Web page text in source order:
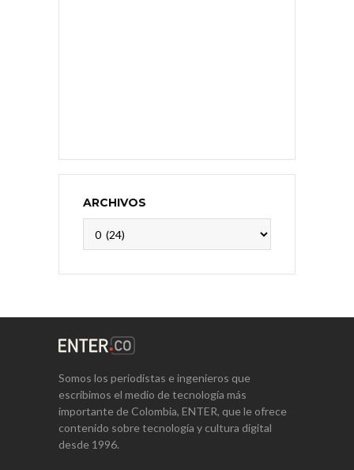
ARCHIVOS
Somos los periodistas e ingenieros que
escribimos el medio de tecnología más
importante de Colombia, ENTER, que le ofrece
contenido sobre tecnología y cultura digital
desde 1996.